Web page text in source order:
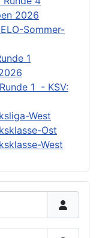
2026
Sommer-
1
1 - KSV:
West
Ost
West